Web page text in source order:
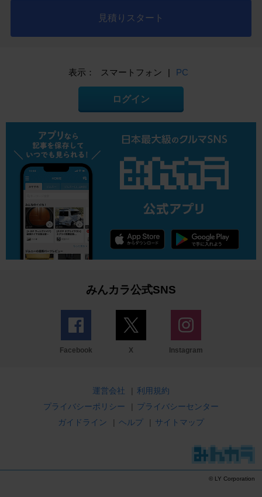
見積りスタート
表示： スマートフォン | PC
ログイン
みんカラ公式SNS
Facebook X Instagram
運営会社 | 利用規約
プライバシーポリシー
| プライバシーセンター
ガイドライン
| ヘルプ | サイトマップ
© LY Corporation